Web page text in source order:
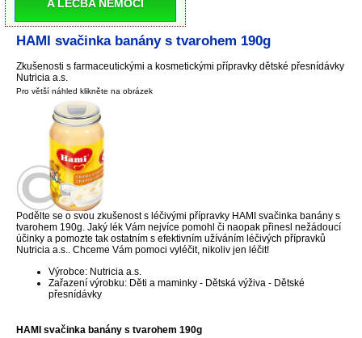
A LÉČBA NEMOCI
HAMI svačinka banány s tvarohem 190g
Zkušenosti s farmaceutickými a kosmetickými přípravky dětské přesnídávky
Nutricia a.s.
Pro větší náhled klikněte na obrázek
Podělte se o svou zkušenost s léčivými přípravky HAMI svačinka banány s
tvarohem 190g. Jaký lék Vám nejvíce pomohl či naopak přinesl nežádoucí
účinky a pomozte tak ostatním s efektivním užíváním léčivých přípravků
Nutricia a.s.. Chceme Vám pomoci vyléčit, nikoliv jen léčit!
Výrobce: Nutricia a.s.
Zařazení výrobku: Děti a maminky - Dětská výživa - Dětské
přesnídávky
HAMI svačinka banány s tvarohem 190g